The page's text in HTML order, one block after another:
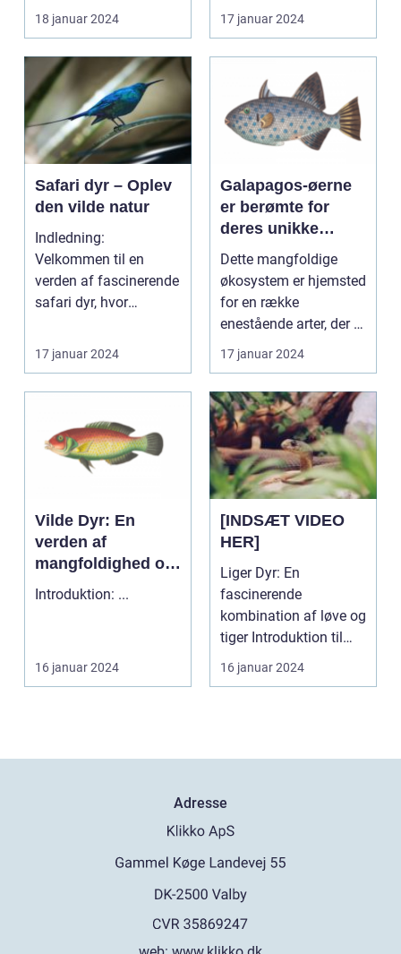
fascinating and ...
18 januar 2024
uden for vores daglige
o...
17 januar 2024
Safari dyr – Oplev
den vilde natur
Indledning:
Velkommen til en
verden af fascinerende
safari dyr, hvor
vilde natur...
17 januar 2024
Galapagos-øerne
er berømte for
deres unikke
dyreliv, der har
tiltrukket
dyreentusiaster og
naturforskere i
Dette mangfoldige
økosystem er hjemsted
for en række
enestående arter, der er
tilpasset de særlige f...
17 januar 2024
Vilde Dyr: En
verden af
mangfoldighed og
skønhed
Introduktion: ...
16 januar 2024
[INDSÆT VIDEO
HER]
Liger Dyr: En
fascinerende
kombination af løve og
tiger Introduktion til
16 januar 2024
Adresse